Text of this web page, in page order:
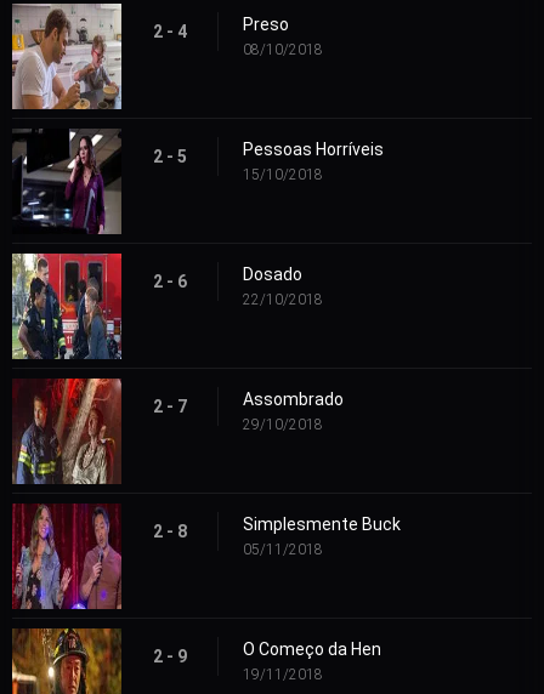
2 - 4 Preso
08/10/2018
2 - 5 Pessoas Horríveis
15/10/2018
2 - 6 Dosado
22/10/2018
2 - 7 Assombrado
29/10/2018
2 - 8 Simplesmente Buck
05/11/2018
2 - 9 O Começo da Hen
19/11/2018